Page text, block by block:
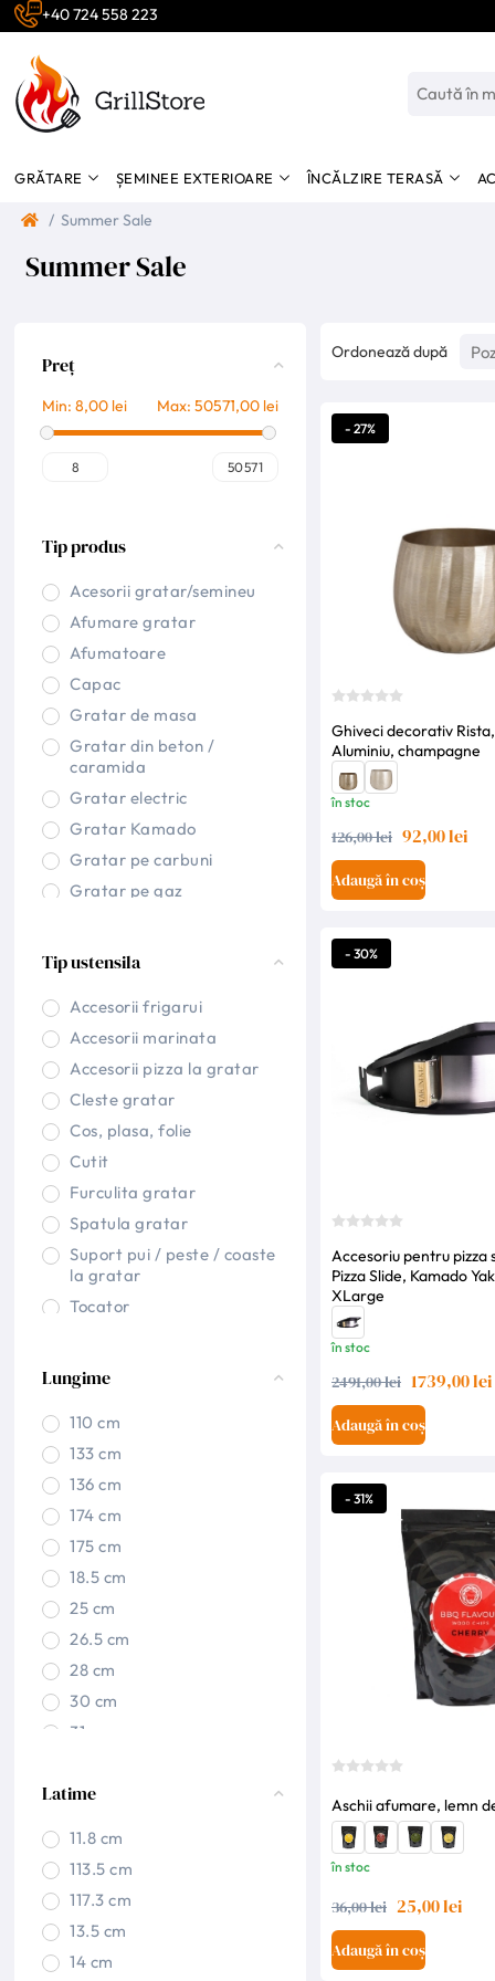
+40 724 558 223
GRĂTARE ȘEMINEE EXTERIOARE ÎNCĂLZIRE TERASĂ
/ Summer Sale
Summer Sale
Preț
Min: 8,00 lei Max: 50571,00 lei
8 50571
Tip produs
Acesorii gratar/semineu
Afumare gratar
Afumatoare
Capac
Gratar de masa
Gratar din beton /
caramida
Gratar electric
Gratar Kamado
Gratar pe carbuni
Gratar pe gaz
Gratar suspendat
Gratar tip soba
Gratar tip vatra
Grila
Incalzitor terasa
Semineu de masa
Vase de gatit
Tip ustensila
Accesorii frigarui
Accesorii marinata
Accesorii pizza la gratar
Cleste gratar
Cos, plasa, folie
Cutit
Furculita gratar
Spatula gratar
Suport pui / peste / coaste
la gratar
Tocator
Lungime
110 cm
133 cm
136 cm
174 cm
175 cm
18.5 cm
25 cm
26.5 cm
28 cm
30 cm
31 cm
34.5 cm
Latime
11.8 cm
113.5 cm
117.3 cm
13.5 cm
14 cm
Ordonează după
- 27%
Ghiveci decorativ Rista,
Aluminiu, champagne
în stoc
126,00 lei 92,00 lei
Adaugă în coș
- 30%
Accesoriu pentru pizza
Pizza Slide, Kamado
XLarge
în stoc
2491,00 lei 1739,00 lei
Adaugă în coș
- 31%
Aschii afumare, lemn
în stoc
36,00 lei 25,00 lei
Adaugă în coș